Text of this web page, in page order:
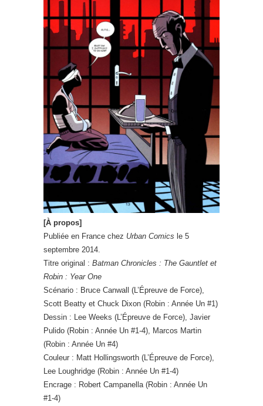
[À propos]
Publiée en France chez Urban Comics le 5
septembre 2014.
Titre original : Batman Chronicles : The Gauntlet et
Robin : Year One
Scénario : Bruce Canwall (L’Épreuve de Force),
Scott Beatty et Chuck Dixon (Robin : Année Un #1)
Dessin : Lee Weeks (L’Épreuve de Force), Javier
Pulido (Robin : Année Un #1-4), Marcos Martin
(Robin : Année Un #4)
Couleur : Matt Hollingsworth (L’Épreuve de Force),
Lee Loughridge (Robin : Année Un #1-4)
Encrage : Robert Campanella (Robin : Année Un
#1-4)